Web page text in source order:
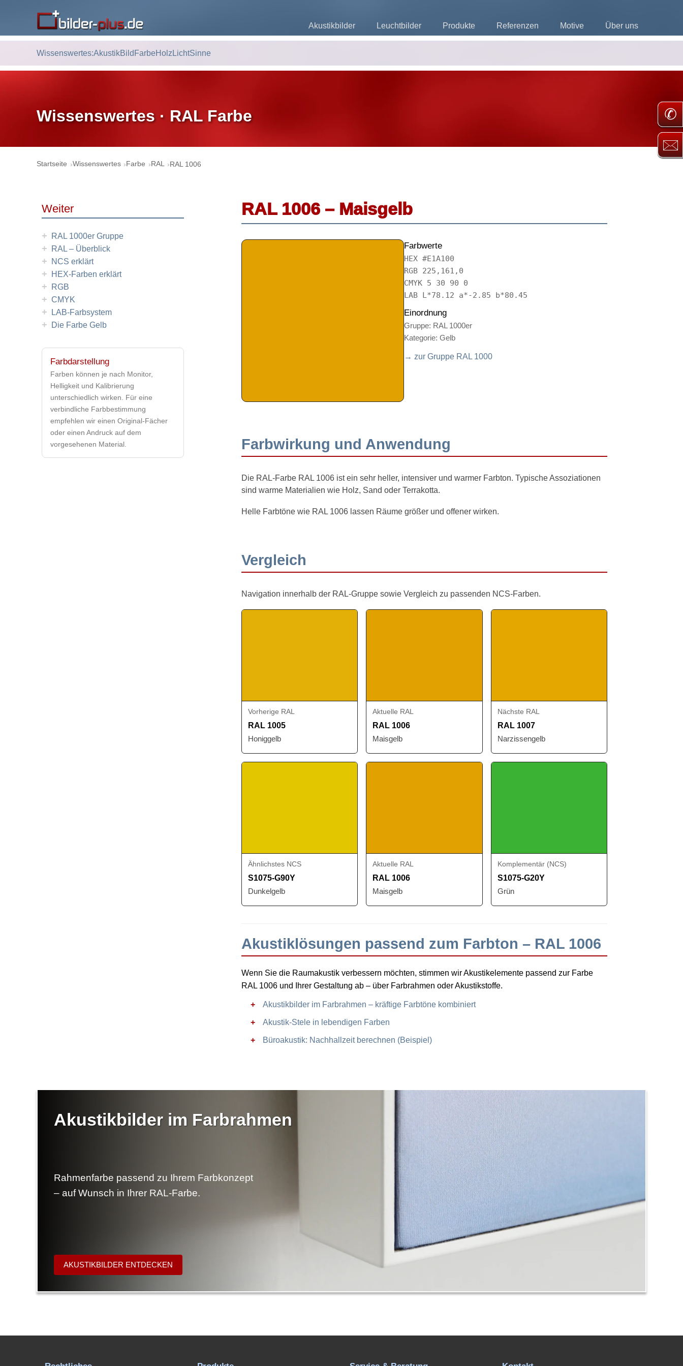
Akustikbilder Leuchtbilder Produkte Referenzen Motive Über uns
Wissenswertes:AkustikBild FarbeHolz LichtSinne
✆
🖂
Wissenswertes · RAL Farbe
Startseite Wissenswertes Farbe RAL RAL 1006
RAL 1006 – Maisgelb
Farbwerte
HEX #E1A100
RGB 225,161,0
CMYK 5 30 90 0
LAB L*78.12 a*-2.85 b*80.45
Einordnung
Gruppe: RAL 1000er
Kategorie: Gelb
→ zur Gruppe RAL 1000
Farbwirkung und Anwendung
Die RAL-Farbe RAL 1006 ist ein sehr heller, intensiver und warmer Farbton. Typische Assoziationen
sind warme Materialien wie Holz, Sand oder Terrakotta.
Helle Farbtöne wie RAL 1006 lassen Räume größer und offener wirken.
Vergleich
Navigation innerhalb der RAL-Gruppe sowie Vergleich zu passenden NCS-Farben.
Vorherige RAL
RAL 1005
Honiggelb
Aktuelle RAL
RAL 1006
Maisgelb
Nächste RAL
RAL 1007
Narzissengelb
Ähnlichstes NCS
S1075-G90Y
Dunkelgelb
Aktuelle RAL
RAL 1006
Maisgelb
Komplementär (NCS)
S1075-G20Y
Grün
Akustiklösungen passend zum Farbton – RAL 1006
Wenn Sie die Raumakustik verbessern möchten, stimmen wir Akustikelemente passend zur Farbe
RAL 1006 und Ihrer Gestaltung ab – über Farbrahmen oder Akustikstoffe.
Akustikbilder im Farbrahmen – kräftige Farbtöne kombiniert
Akustik-Stele in lebendigen Farben
Büroakustik: Nachhallzeit berechnen (Beispiel)
Weiter
+ RAL 1000er Gruppe
+ RAL – Überblick
+ NCS erklärt
+ HEX-Farben erklärt
+ RGB
+ CMYK
+ LAB-Farbsystem
+ Die Farbe Gelb
Farbdarstellung
Farben können je nach Monitor,
Helligkeit und Kalibrierung
unterschiedlich wirken. Für eine
verbindliche Farbbestimmung
empfehlen wir einen Original-Fächer
oder einen Andruck auf dem
vorgesehenen Material.
Akustikbilder im Farbrahmen
Rahmenfarbe passend zu Ihrem Farbkonzept
– auf Wunsch in Ihrer RAL-Farbe.
AKUSTIKBILDER ENTDECKEN